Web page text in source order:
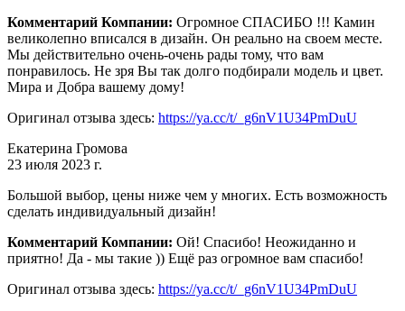
Комментарий Компании: Огромное СПАСИБО !!! Камин
великолепно вписался в дизайн. Он реально на своем месте.
Мы действительно очень-очень рады тому, что вам
понравилось. Не зря Вы так долго подбирали модель и цвет.
Мира и Добра вашему дому!
Оригинал отзыва здесь: https://ya.cc/t/_g6nV1U34PmDuU
Екатерина Громова
23 июля 2023 г.
Большой выбор, цены ниже чем у многих. Есть возможность
сделать индивидуальный дизайн!
Комментарий Компании: Ой! Спасибо! Неожиданно и
приятно! Да - мы такие )) Ещё раз огромное вам спасибо!
Оригинал отзыва здесь: https://ya.cc/t/_g6nV1U34PmDuU